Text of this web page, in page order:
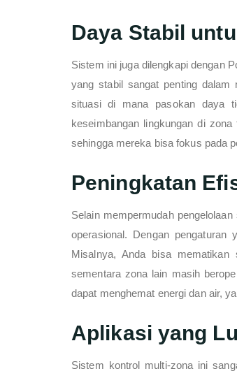
Daya Stabil
Sistem ini juga dilengkapi dengan
yang stabil sangat penting dalam
situasi di mana pasokan daya
keseimbangan lingkungan di
sehingga mereka bisa fokus pada
Peningkatan
Selain mempermudah
operasional. Dengan pengaturan
Misalnya, Anda bisa
sementara zona lain masih
dapat menghemat energi dan air,
Aplikasi yang
Sistem kontrol multi-zona ini